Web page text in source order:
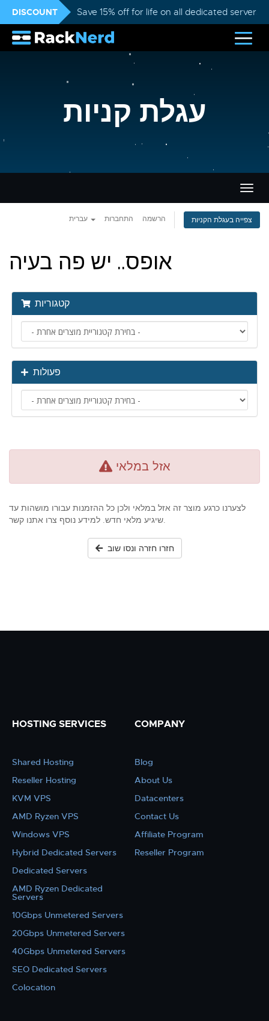
DISCOUNT Save 15% off for life on all dedicated servers
עגלת קניות
ניווט
התחברות הרשמה צפייה בעגלת הקניות
אופס.. יש פה בעיה
קטגוריות
פעולות
אזל במלאי
לצערנו כרגע מוצר זה אזל במלאי ולכן כל ההזמנות עבורו מושהות עד
שיגיע מלאי חדש. למידע נוסף צרו אתנו קשר.
חזרו חזרה ונסו שוב
HOSTING SERVICES
Shared Hosting
Reseller Hosting
KVM VPS
AMD Ryzen VPS
Windows VPS
Hybrid Dedicated Servers
Dedicated Servers
AMD Ryzen Dedicated
Servers
10Gbps Unmetered Servers
20Gbps Unmetered Servers
40Gbps Unmetered Servers
SEO Dedicated Servers
Colocation
COMPANY
Blog
About Us
Datacenters
Contact Us
Affiliate Program
Reseller Program